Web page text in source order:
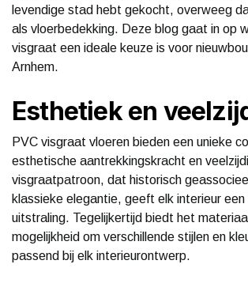
levendige stad hebt gekocht, overweeg
als vloerbedekking. Deze blog gaat in op
visgraat een ideale keuze is voor
Arnhem.
Esthetiek en
PVC visgraat vloeren bieden een unieke
esthetische aantrekkingskracht en
visgraatpatroon, dat historisch
klassieke elegantie, geeft elk interieur een
uitstraling. Tegelijkertijd biedt het
mogelijkheid om verschillende stijlen en
passend bij elk interieurontwerp.